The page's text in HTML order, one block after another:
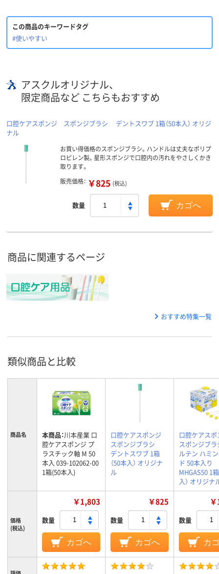
この商品のキーワードタグ
#使いやすい
アスクルオリジナル、
限定商品など こちらもおすすめ
口腔ケアスポンジ スポンジブラシ デントスワブ 1箱（50本入） オリジ
ナル
お買い得価格のスポンジブラシ。ハンドルは丈夫なポリプ
ロピレン製。星形スポンジで口腔内の汚れをやさしくかき
取ります。
販売価格： ￥825 (税込)
数量 カゴへ
商品に関連するページ
おすすめ特集一覧
類似商品と比較
商品名 本商品：川本産業 口
腔ケアスポンジ プ
ラスチック軸 M 50
本入 039-102062-00
1箱(50本入)
口腔ケアスポンジ
スポンジブラシ
デントスワブ 1箱
（50本入） オリジナ
ル
口腔ケアスポ
スポンジブラ
ルテン ハミ
ド 50本入り
MHGAS50 1
入） オリジナ
価格
(税込)
￥1,803
数量
カゴへ
￥825
数量
カゴへ
数量
カ